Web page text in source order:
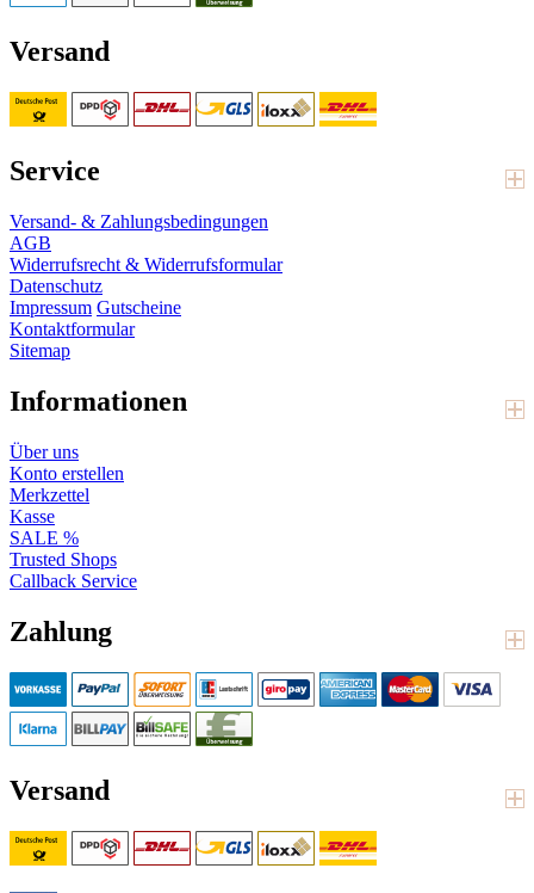
Versand
Service
Versand- & Zahlungsbedingungen
AGB
Widerrufsrecht & Widerrufsformular
Datenschutz
Impressum Gutscheine
Kontaktformular
Sitemap
Informationen
Über uns
Konto erstellen
Merkzettel
Kasse
SALE %
Trusted Shops
Callback Service
Zahlung
Versand